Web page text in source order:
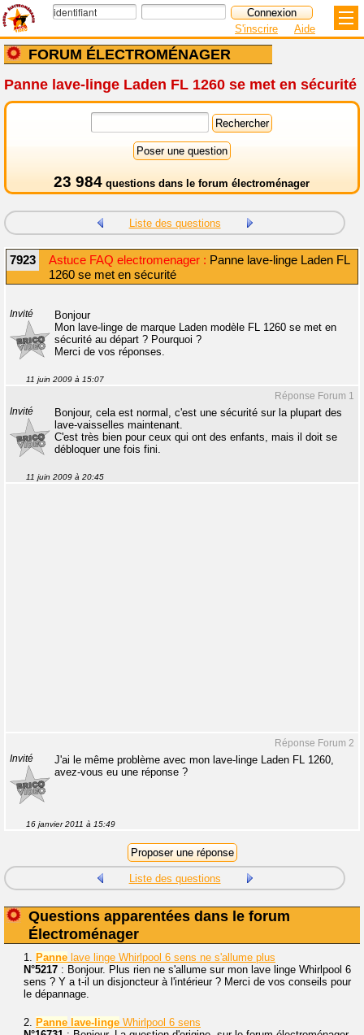
FORUM ÉLECTROMÉNAGER
S'inscrire Aide
Panne lave-linge Laden FL 1260 se met en sécurité
23 984 questions dans le forum électroménager
Liste des questions
7923 Astuce FAQ electromenager : Panne lave-linge Laden FL
1260 se met en sécurité
Invité
Bonjour
Mon lave-linge de marque Laden modèle FL 1260 se met en
sécurité au départ ? Pourquoi ?
Merci de vos réponses.
11 juin 2009 à 15:07
Réponse Forum 1
Invité
Bonjour, cela est normal, c'est une sécurité sur la plupart des
lave-vaisselles maintenant.
C'est très bien pour ceux qui ont des enfants, mais il doit se
débloquer une fois fini.
11 juin 2009 à 20:45
Réponse Forum 2
Invité
J'ai le même problème avec mon lave-linge Laden FL 1260,
avez-vous eu une réponse ?
16 janvier 2011 à 15:49
Liste des questions
Questions apparentées dans le forum
Électroménager
1. Panne lave linge Whirlpool 6 sens ne s'allume plus
N°5217 : Bonjour. Plus rien ne s'allume sur mon lave linge Whirlpool 6
sens ? Y a t-il un disjoncteur à l'intérieur ? Merci de vos conseils pour
le dépannage.
2. Panne lave-linge Whirlpool 6 sens